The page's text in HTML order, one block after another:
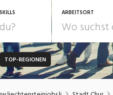
ARBEITSORT
TOP-REGIONEN